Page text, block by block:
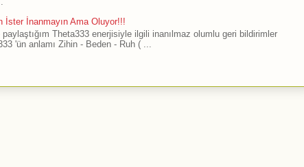
İster İnanmayın Ama Oluyor!!!
paylaştığım Theta333 enerjisiyle ilgili inanılmaz olumlu geri bildirimler
'ün anlamı Zihin - Beden - Ruh ( ...